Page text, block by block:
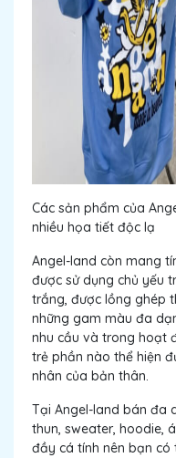
Các sản phẩm của
nhiều họa tiết độc lạ
Angel-land còn mang
được sử dụng chủ yếu
trắng, được lồng ghép
những gam màu đa
nhu cầu và trong hoạt
trẻ phần nào thể hiện
nhân của bản thân.
Tại Angel-land bán đa
thun, sweater, hoodie,
đầy cá tính nên bạn có